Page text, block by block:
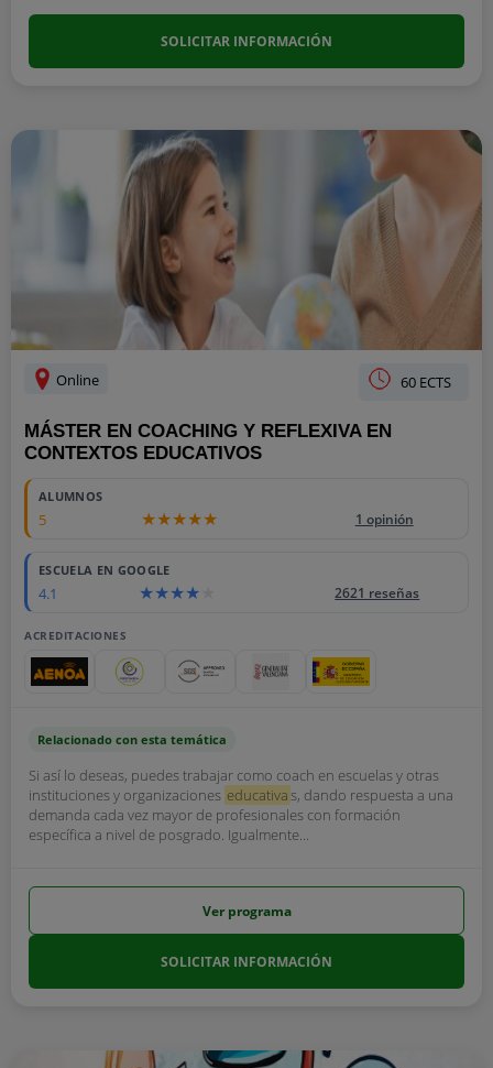
SOLICITAR INFORMACIÓN
Online 60 ECTS
MÁSTER EN COACHING Y REFLEXIVA EN
CONTEXTOS EDUCATIVOS
ALUMNOS
5 1 opinión
ESCUELA EN GOOGLE
4.1 2621 reseñas
ACREDITACIONES
Relacionado con esta temática
Si así lo deseas, puedes trabajar como coach en escuelas y otras
instituciones y organizaciones educativas, dando respuesta a una
demanda cada vez mayor de profesionales con formación
específica a nivel de posgrado. Igualmente...
Ver programa
SOLICITAR INFORMACIÓN